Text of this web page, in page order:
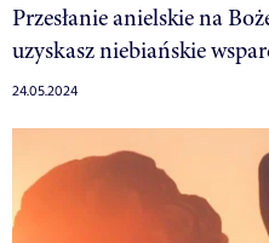
Przesłanie anielskie na
uzyskasz niebiańskie
24.05.2024